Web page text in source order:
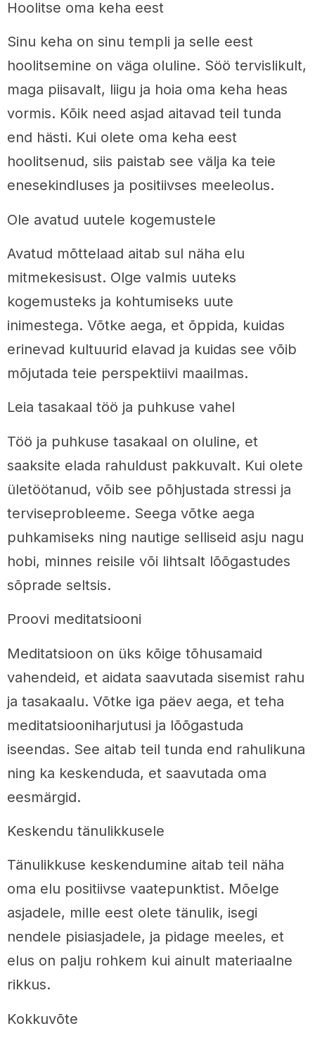
Hoolitse oma keha eest
Sinu keha on sinu templi ja selle eest
hoolitsemine on väga oluline. Söö tervislikult,
maga piisavalt, liigu ja hoia oma keha heas
vormis. Kõik need asjad aitavad teil tunda
end hästi. Kui olete oma keha eest
hoolitsenud, siis paistab see välja ka teie
enesekindluses ja positiivses meeleolus.
Ole avatud uutele kogemustele
Avatud mõttelaad aitab sul näha elu
mitmekesisust. Olge valmis uuteks
kogemusteks ja kohtumiseks uute
inimestega. Võtke aega, et õppida, kuidas
erinevad kultuurid elavad ja kuidas see võib
mõjutada teie perspektiivi maailmas.
Leia tasakaal töö ja puhkuse vahel
Töö ja puhkuse tasakaal on oluline, et
saaksite elada rahuldust pakkuvalt. Kui olete
ületöötanud, võib see põhjustada stressi ja
terviseprobleeme. Seega võtke aega
puhkamiseks ning nautige selliseid asju nagu
hobi, minnes reisile või lihtsalt lõõgastudes
sõprade seltsis.
Proovi meditatsiooni
Meditatsioon on üks kõige tõhusamaid
vahendeid, et aidata saavutada sisemist rahu
ja tasakaalu. Võtke iga päev aega, et teha
meditatsiooniharjutusi ja lõõgastuda
iseendas. See aitab teil tunda end rahulikuna
ning ka keskenduda, et saavutada oma
eesmärgid.
Keskendu tänulikkusele
Tänulikkuse keskendumine aitab teil näha
oma elu positiivse vaatepunktist. Mõelge
asjadele, mille eest olete tänulik, isegi
nendele pisiasjadele, ja pidage meeles, et
elus on palju rohkem kui ainult materiaalne
rikkus.
Kokkuvõte